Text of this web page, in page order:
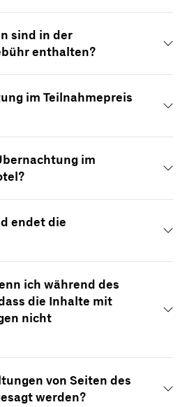
sind in der
enthalten?
im Teilnahmepreis
im
endet die
ich während des
die Inhalte mit
nicht
von Seiten des
werden?